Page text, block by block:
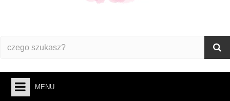
MENU